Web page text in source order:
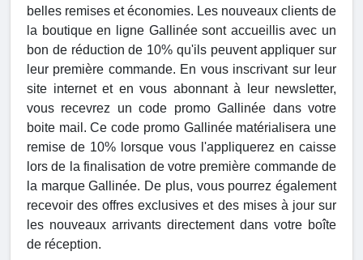
belles remises et économies. Les nouveaux clients de
la boutique en ligne Gallinée sont accueillis avec un
bon de réduction de 10% qu'ils peuvent appliquer sur
leur première commande. En vous inscrivant sur leur
site internet et en vous abonnant à leur newsletter,
vous recevrez un code promo Gallinée dans votre
boite mail. Ce code promo Gallinée matérialisera une
remise de 10% lorsque vous l'appliquerez en caisse
lors de la finalisation de votre première commande de
la marque Gallinée. De plus, vous pourrez également
recevoir des offres exclusives et des mises à jour sur
les nouveaux arrivants directement dans votre boîte
de réception.